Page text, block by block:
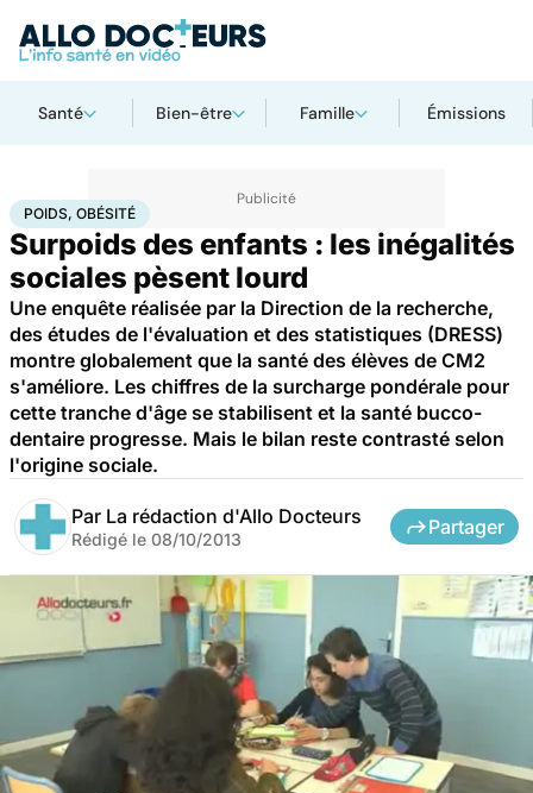
Santé Bien-être Famille Émissions
Accueil FamilleEnfant Poids, obésité
POIDS, OBÉSITÉ
Surpoids des enfants : les inégalités
sociales pèsent lourd
Une enquête réalisée par la Direction de la recherche,
des études de l'évaluation et des statistiques (DRESS)
montre globalement que la santé des élèves de CM2
s'améliore. Les chiffres de la surcharge pondérale pour
cette tranche d'âge se stabilisent et la santé bucco-
dentaire progresse. Mais le bilan reste contrasté selon
l'origine sociale.
Par La rédaction d'Allo Docteurs
Rédigé le 08/10/2013
Partager